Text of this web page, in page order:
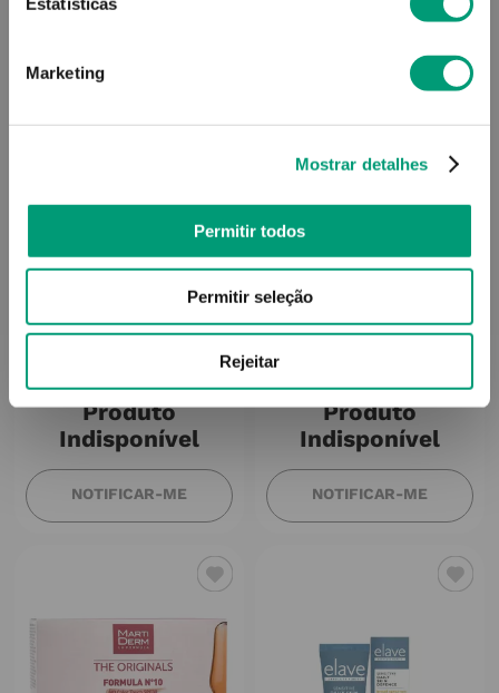
Marketing
Mostrar detalhes
Permitir todos
Permitir seleção
Rejeitar
NEUTROGENA
Hydro Boost Fluido Hidrat
Urban Protect Spf25 50ml
Produto
Indisponível
NOTIFICAR-ME
MARTIDERM
Martiderm The Originals
Fórmula Nº10 Emul Amp
Produto
Indisponível
NOTIFICAR-ME